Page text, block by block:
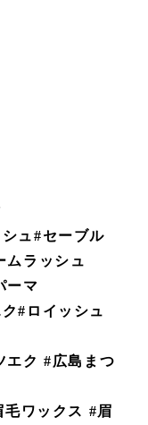
ュ#セーブル
ムラッシュ
ーマ
#ロイッシュ
エク #広島まつ
ワックス #眉